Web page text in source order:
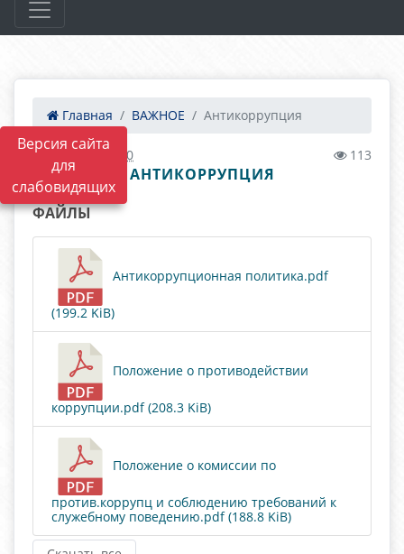
Версия сайта
для
слабовидящих
Главная ВАЖНОЕ Антикоррупция
28.09.2017 11:20 113
АНТИКОРРУПЦИЯ
ФАЙЛЫ
Антикоррупционная политика.pdf
(199.2 KiB)
Положение о противодействии
коррупции.pdf (208.3 KiB)
Положение о комиссии по
против.коррупц и соблюдению требований к
служебному поведению.pdf (188.8 KiB)